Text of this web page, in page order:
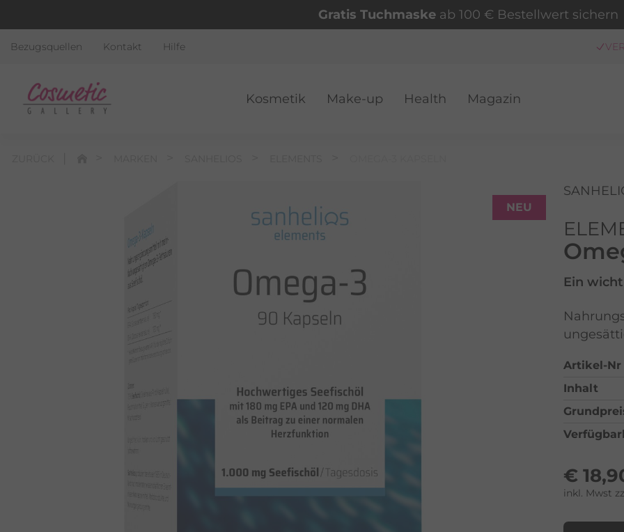
Gratis Tuchmaskeab 100 € Bestellwert sichern
Bezugsquellen Kontakt Hilfe
Kosmetik Make-up Health Magazin
NEU
Ein
Artikel-Nr
Inhalt
€
inkl. Mwst